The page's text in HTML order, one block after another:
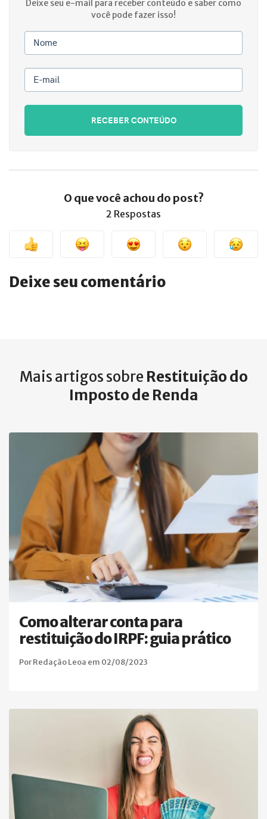
Deixe seu e-mail para receber conteúdo e saber como
você pode fazer isso!
Nome
E-mail
RECEBER CONTEÚDO
O que você achou do post?
2 Respostas
Deixe seu comentário
Mais artigos sobre Restituição do
Imposto de Renda
Como alterar conta para
restituição do IRPF: guia prático
Por Redação Leoa em 02/08/2023